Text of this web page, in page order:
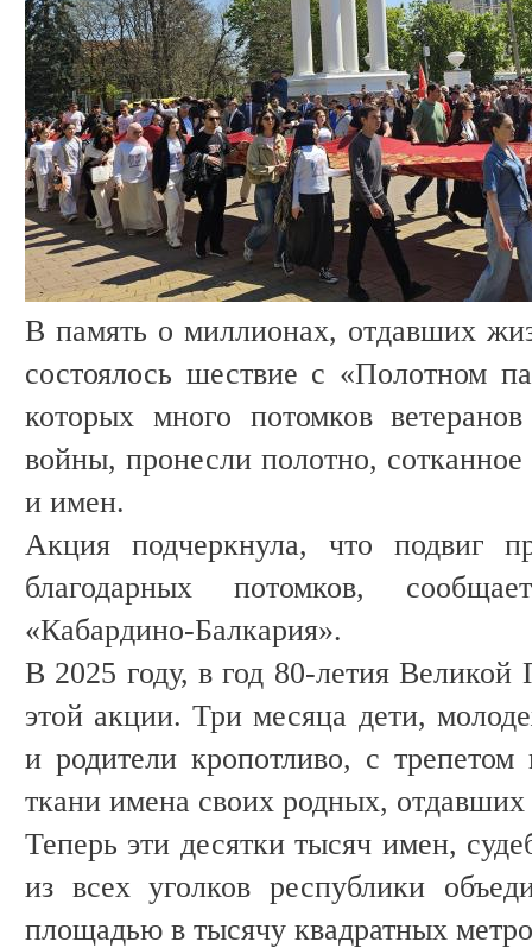
В память о миллионах, отдавших
состоялось шествие с «Полотном
которых много потомков
войны, пронесли полотно,
и имен.
Акция подчеркнула, что подвиг
благодарных потомков,
«Кабардино-Балкария».
В 2025 году, в год 80-летия
этой акции. Три месяца дети,
и родители кропотливо, с
ткани имена своих родных,
Теперь эти десятки тысяч имен,
из всех уголков республики
площадью в тысячу квадратных